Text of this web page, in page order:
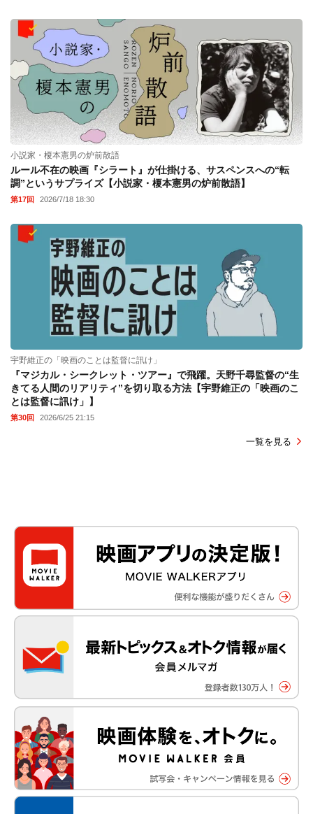
小説家・榎本憲男の炉前散語
ルール不在の映画『シラート』が仕掛ける、サスペンスへの“転
調”というサプライズ【小説家・榎本憲男の炉前散語】
第17回 2026/7/18 18:30
宇野維正の「映画のことは監督に訊け」
『マジカル・シークレット・ツアー』で飛躍。天野千尋監督の“生
きてる人間のリアリティ”を切り取る方法【宇野維正の「映画のこ
とは監督に訊け」】
第30回 2026/6/25 21:15
一覧を見る